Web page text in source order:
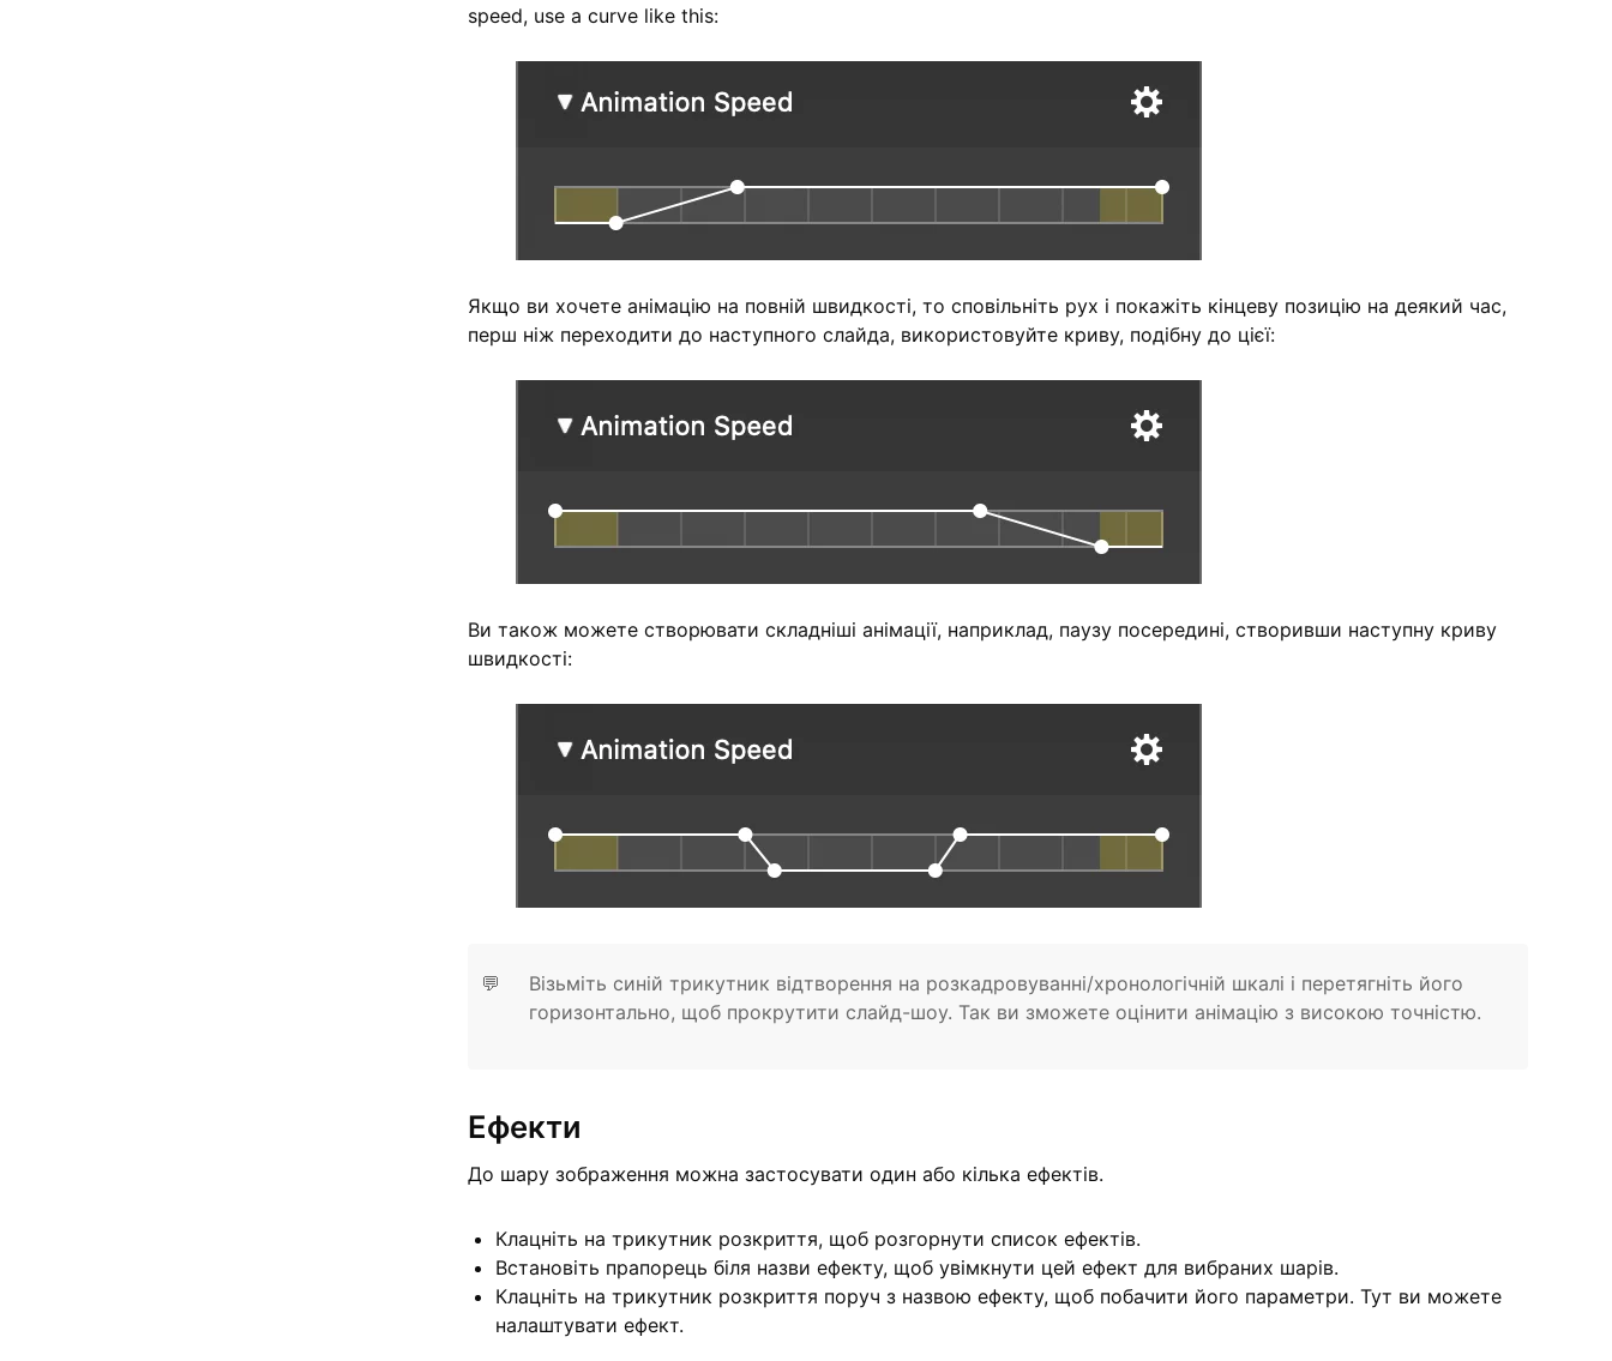
speed, use a curve like this:
Якщо ви хочете анімацію на повній швидкості, то сповільніть рух і покажіть кінцеву позицію на деякий час,
перш ніж переходити до наступного слайда, використовуйте криву, подібну до цієї:
Ви також можете створювати складніші анімації, наприклад, паузу посередині, створивши наступну криву
швидкості:
💬
Візьміть синій трикутник відтворення на розкадровуванні/хронологічній шкалі і перетягніть його
горизонтально, щоб прокрутити слайд-шоу. Так ви зможете оцінити анімацію з високою точністю.
Ефекти
До шару зображення можна застосувати один або кілька ефектів.
Клацніть на трикутник розкриття, щоб розгорнути список ефектів.
Встановіть прапорець біля назви ефекту, щоб увімкнути цей ефект для вибраних шарів.
Клацніть на трикутник розкриття поруч з назвою ефекту, щоб побачити його параметри. Тут ви можете
налаштувати ефект.